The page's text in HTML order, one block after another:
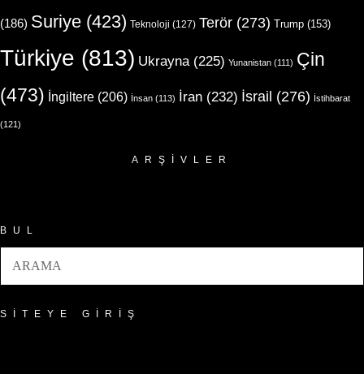
(186) Suriye (423) Teknoloji (127) Terör (273) Trump (153)
Türkiye (813) Ukrayna(225) Yunanistan (111) Çin
(473) İngiltere (206) İnsan (113) İran (232) İsrail (276) İstihbarat
(121)
ARŞIVLER
BUL
SITEYE GIRIŞ